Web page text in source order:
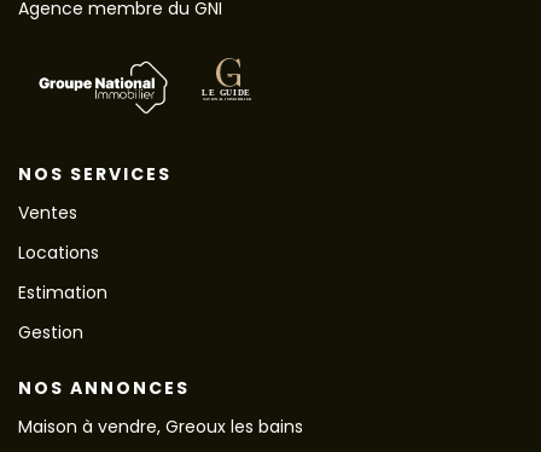
Agence membre du GNI
NOS SERVICES
Ventes
Locations
Estimation
Gestion
NOS ANNONCES
Maison à vendre, Greoux les bains